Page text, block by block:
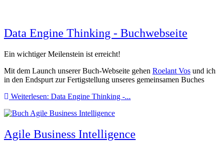
Data Engine Thinking - Buchwebseite
Ein wichtiger Meilenstein ist erreicht!
Mit dem Launch unserer Buch-Webseite gehen Roelant Vos und ich
in den Endspurt zur Fertigstellung unseres gemeinsamen Buches
Weiterlesen: Data Engine Thinking -...
Agile Business Intelligence